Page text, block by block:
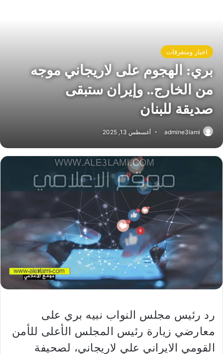
اخبار ومتفرقات
بري: الهجوم على لاريجاني موجه
من الخارج.. وإيران ستبقى
صديقة للبنان
admine3lami أغسطس 13, 2025
رد رئيس مجلس النواب نبيه بري على
معارضي زيارة رئيس المجلس الأعلى للأمن
القومي الايراني علي لاريجاني، لصحيفة